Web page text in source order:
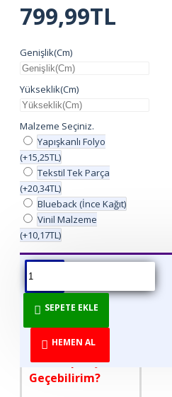
799,99TL
Genişlik(Cm)
Yükseklik(Cm)
Malzeme Seçiniz.
Yapışkanlı Folyo
(+15,25TL)
Tekstil Tek Parça
(+20,34TL)
Blueback (İnce Kağıt)
Vinil Malzeme
(+10,17TL)
SEPETE EKLE
HEMEN AL
ÜRÜN BILGISI ÜRÜN
DİREKT ÜRETİCİDEN
TÜKETİCİYE!
Nasıl Sipariş
Geçebilirim?